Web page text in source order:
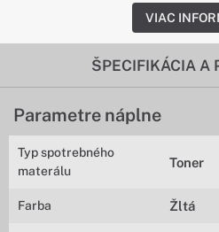
VIAC
ŠPECIFIKÁCIA A
Parametre náplne
Typ spotrebného
materálu
Toner
Farba Žltá